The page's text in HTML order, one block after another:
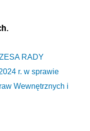
RADY
r. w sprawie
Wewnętrznych i